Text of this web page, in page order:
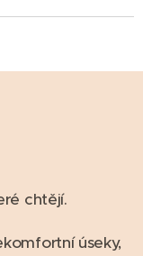
chtějí.
úseky,